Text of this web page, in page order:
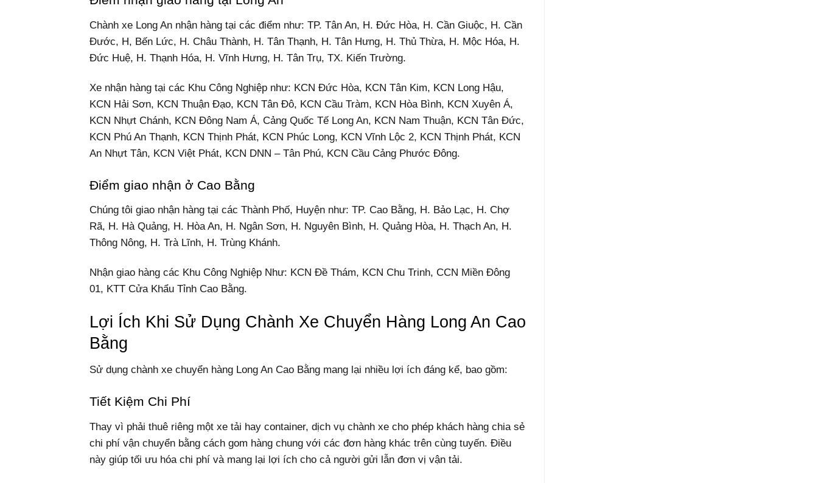
Chành xe Long An nhận hàng tại các điểm như: TP. Tân An, H. Đức Hòa, H. Cần Giuộc, H. Cần
Đước, H, Bến Lức, H. Châu Thành, H. Tân Thạnh, H. Tân Hưng, H. Thủ Thừa, H. Mộc Hóa, H.
Đức Huệ, H. Thạnh Hóa, H. Vĩnh Hưng, H. Tân Trụ, TX. Kiến Trường.
Xe nhận hàng tại các Khu Công Nghiệp như: KCN Đức Hòa, KCN Tân Kim, KCN Long Hậu,
KCN Hải Sơn, KCN Thuận Đạo, KCN Tân Đô, KCN Cầu Tràm, KCN Hòa Bình, KCN Xuyên Á,
KCN Nhựt Chánh, KCN Đông Nam Á, Cảng Quốc Tế Long An, KCN Nam Thuận, KCN Tân Đức,
KCN Phú An Thạnh, KCN Thịnh Phát, KCN Phúc Long, KCN Vĩnh Lộc 2, KCN Thịnh Phát, KCN
An Nhựt Tân, KCN Việt Phát, KCN DNN – Tân Phú, KCN Cầu Cảng Phước Đông.
Điểm giao nhận ở Cao Bằng
Chúng tôi giao nhận hàng tại các Thành Phố, Huyện như: TP. Cao Bằng, H. Bảo Lạc, H. Chợ
Rã, H. Hà Quảng, H. Hòa An, H. Ngân Sơn, H. Nguyên Bình, H. Quảng Hòa, H. Thạch An, H.
Thông Nông, H. Trà Lĩnh, H. Trùng Khánh.
Nhận giao hàng các Khu Công Nghiệp Như: KCN Đề Thám, KCN Chu Trinh, CCN Miền Đông
01, KTT Cửa Khẩu Tỉnh Cao Bằng.
Lợi Ích Khi Sử Dụng Chành Xe Chuyển Hàng Long An Cao
Bằng
Sử dụng chành xe chuyển hàng Long An Cao Bằng mang lại nhiều lợi ích đáng kể, bao gồm:
Tiết Kiệm Chi Phí
Thay vì phải thuê riêng một xe tải hay container, dịch vụ chành xe cho phép khách hàng chia sẻ
chi phí vận chuyển bằng cách gom hàng chung với các đơn hàng khác trên cùng tuyến. Điều
này giúp tối ưu hóa chi phí và mang lại lợi ích cho cả người gửi lẫn đơn vị vận tải.